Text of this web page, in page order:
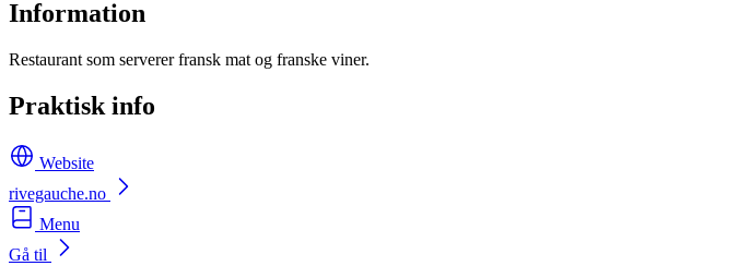
Information
Restaurant som serverer fransk mat og franske viner.
Praktisk info
Website
rivegauche.no
Menu
Gå til